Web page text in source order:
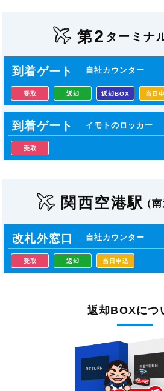
第2 ターミナ
到着ゲート 自社カウンター
受取 返却 返却BOX 当日
到着ゲート イモトのロッカー
受取
関西空港駅（南
改札外窓口 自社カウンター
受取 返却 当日申込
返却BOXにつ